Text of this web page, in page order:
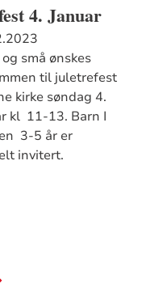
4. Januar
små ønskes
til juletrefest
kirke søndag 4.
kl 11-13. Barn I
3-5 år er
invitert.